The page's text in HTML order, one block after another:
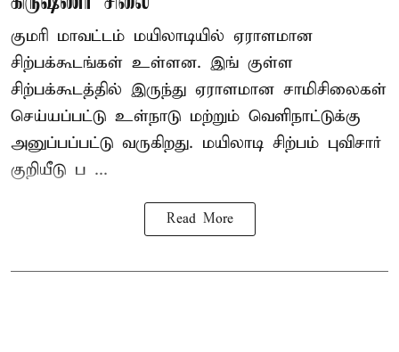
குமரி மாவட்டம் மயிலாடியில் ஏராளமான
சிற்பக்கூடங்கள் உள்ளன. இங் குள்ள
சிற்பக்கூடத்தில் இருந்து ஏராளமான சாமிசிலைகள்
செய்யப்பட்டு உள்நாடு மற்றும் வெளிநாட்டுக்கு
அனுப்பப்பட்டு வருகிறது. மயிலாடி சிற்பம் புவிசார்
குறியீடு ப ...
Read More